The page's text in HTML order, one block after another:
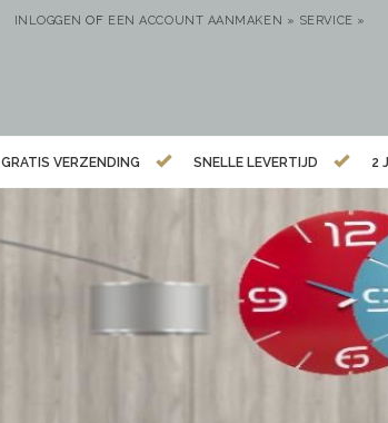
INLOGGEN OF EEN ACCOUNT AANMAKEN » SERVICE »
GRATIS VERZENDING SNELLE LEVERTIJD 2